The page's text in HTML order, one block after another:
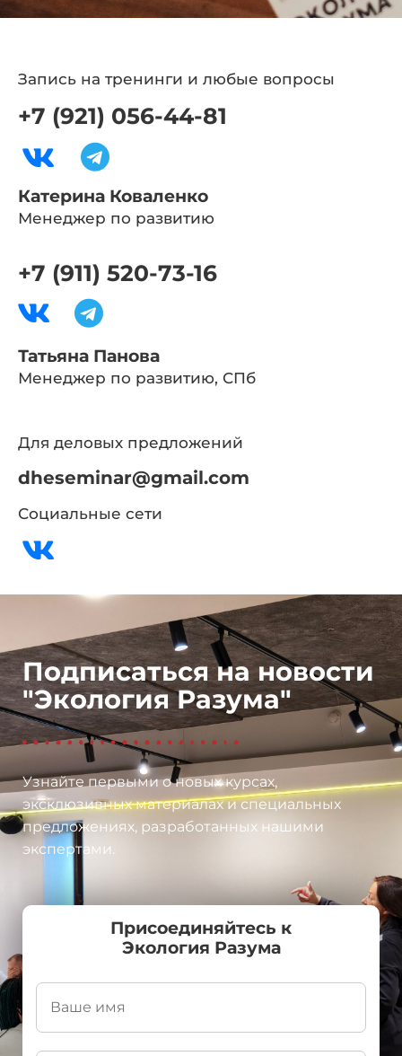
Запись на тренинги и любые вопросы
+7 (921) 056-44-81
Катерина Коваленко
Менеджер по развитию
+7 (911) 520-73-16
Татьяна Панова
Менеджер по развитию, СПб
Для деловых предложений
dheseminar@gmail.com
Социальные сети
Подписаться на новости
"Экология Разума"
Узнайте первыми о новых курсах,
эксклюзивных материалах и специальных
предложениях, разработанных нашими
экспертами.
Присоединяйтесь к
Экология Разума